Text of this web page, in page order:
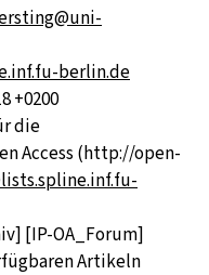
berlin.de
+0200
die
Access (http://open-
[IP-OA_Forum]
Artikeln